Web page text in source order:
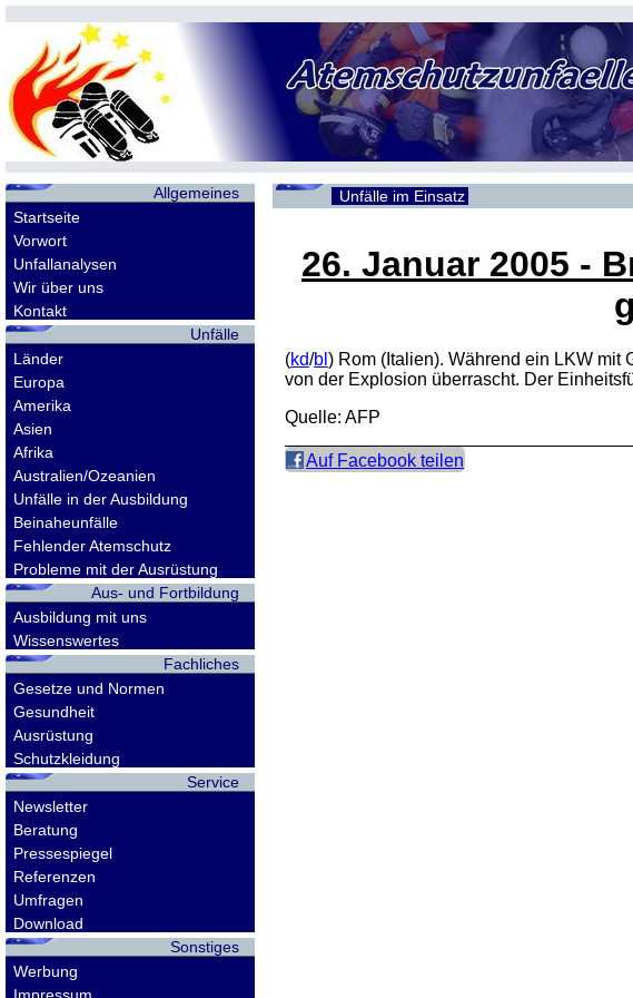
Allgemeines
Startseite
Vorwort
Unfallanalysen
Wir über uns
Kontakt
Unfälle
Länder
Europa
Amerika
Asien
Afrika
Australien/Ozeanien
Unfälle in der Ausbildung
Beinaheunfälle
Fehlender Atemschutz
Probleme mit der Ausrüstung
Aus- und Fortbildung
Ausbildung mit uns
Wissenswertes
Fachliches
Gesetze und Normen
Gesundheit
Ausrüstung
Schutzkleidung
Service
Newsletter
Beratung
Pressespiegel
Referenzen
Umfragen
Download
Sonstiges
Werbung
Unfälle im Einsatz
26. Januar 2005 -
(kd/bl ) Rom (Italien). Während ein LKW mit
von der Explosion überrascht. Der
Quelle: AFP
Auf Facebook teilen